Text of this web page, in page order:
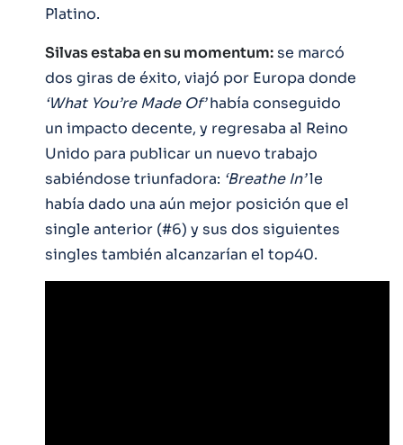
Platino.
Silvas estaba en su momentum:se marcó
dos giras de éxito, viajó por Europa donde
‘What You’re Made Of’había conseguido
un impacto decente, y regresaba al Reino
Unido para publicar un nuevo trabajo
sabiéndose triunfadora: ‘Breathe In’le
había dado una aún mejor posición que el
single anterior (#6) y sus dos siguientes
singles también alcanzarían el top40.